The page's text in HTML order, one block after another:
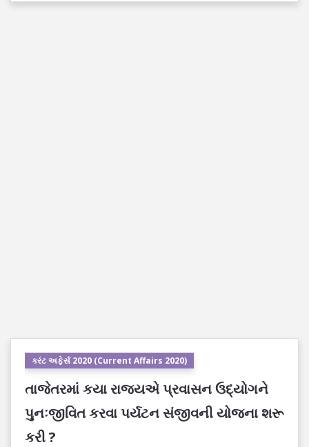
કરંટ અફેર્સ 2020 (Current Affairs 2020)
તાજેતરમાં કયા રાજ્યએ પ્રવાસન ઉદ્યોગને
પુનઃજીવિત કરવા પર્યટન સંજીવની યોજના શરૂ
કરી ?